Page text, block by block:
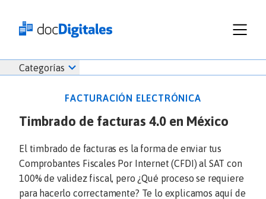
Empresas
Prueba Gratis
Iniciar Sesión
Ventas 686 520 0479
Iniciar
sesión
Línea
PYMES
Categorías
Facturación electrónica
Nómina
Emprendimiento
Noticias
FACTURACIÓN ELECTRÓNICA
Timbrado de facturas 4.0 en México
El timbrado de facturas es la forma de enviar tus
Comprobantes Fiscales Por Internet (CFDI) al SAT con
100% de validez fiscal, pero ¿Qué proceso se requiere
para hacerlo correctamente? Te lo explicamos aquí de